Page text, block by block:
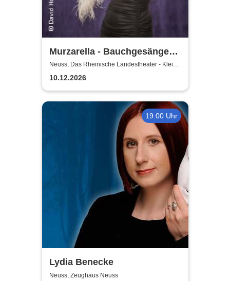
Murzarella - Bauchgesänge
und andere Ungereimtheiten
Neuss, Das Rheinische Landestheater - Kleine
Bühne
10.12.2026
19:00 Uhr
Lydia Benecke
Neuss, Zeughaus Neuss